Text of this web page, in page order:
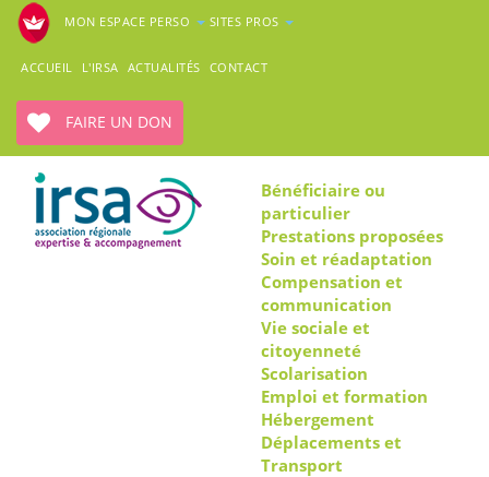
MON ESPACE PERSO SITES PROS
ACCUEIL L'IRSA ACTUALITÉS CONTACT
FAIRE UN DON
Bénéficiaire ou
particulier
Prestations proposées
Soin et réadaptation
Compensation et
communication
Vie sociale et
citoyenneté
Scolarisation
Emploi et formation
Hébergement
Déplacements et
Transport